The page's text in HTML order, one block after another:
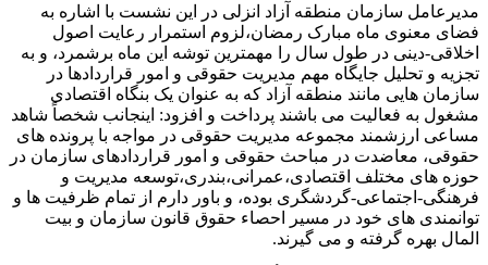
مدیرعامل سازمان منطقه آزاد انزلی در این نشست با اشاره به
فضای معنوی ماه مبارک رمضان،لزوم استمرار رعایت اصول
اخلاقی-دینی در طول سال را مهمترین توشه این ماه برشمرد، و به
تجزیه و تحلیل جایگاه مهم مدیریت حقوقی و امور قراردادها در
سازمان هایی مانند منطقه آزاد که به عنوان یک بنگاه اقتصادی
مشغول به فعالیت می باشند پرداخت و افزود: اینجانب شخصاً شاهد
مساعی ارزشمند مجموعه مدیریت حقوقی در مواجه با پرونده های
حقوقی، معاضدت در مباحث حقوقی و امور قراردادهای سازمان در
حوزه های مختلف اقتصادی،عمرانی،بندری،توسعه مدیریت و
فرهنگی-اجتماعی-گردشگری بوده، و باور دارم از تمام ظرفیت ها و
توانمندی های خود در مسیر احصاء حقوق قانون سازمان و بیت
المال بهره گرفته و می گیرند.